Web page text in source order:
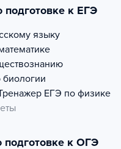
подготовке к ЕГЭ
языку
ЕГЭ по физике
подготовке к ОГЭ